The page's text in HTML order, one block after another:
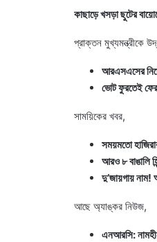
কাছাড়ে খসড়া ছুটের
প্রাক্তন মুখ্যমন্ত্রীকে
আরএসএসের
ভোট ফুরতেই
সাময়িকের খবর,
সময়মতো
আরও ৮ বাঙালি
দু’জায়গায়
আছে অ্যাঙ্কর নিউজ,
এনআরসি: